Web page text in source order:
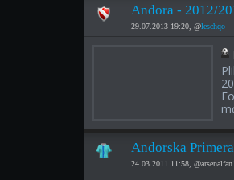
Andora - 2012/
29.07.2013 19:20, @leschqo
Andorska
24.03.2011 11:58,